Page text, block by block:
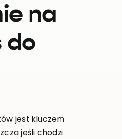
na
do
jest kluczem
jeśli chodzi